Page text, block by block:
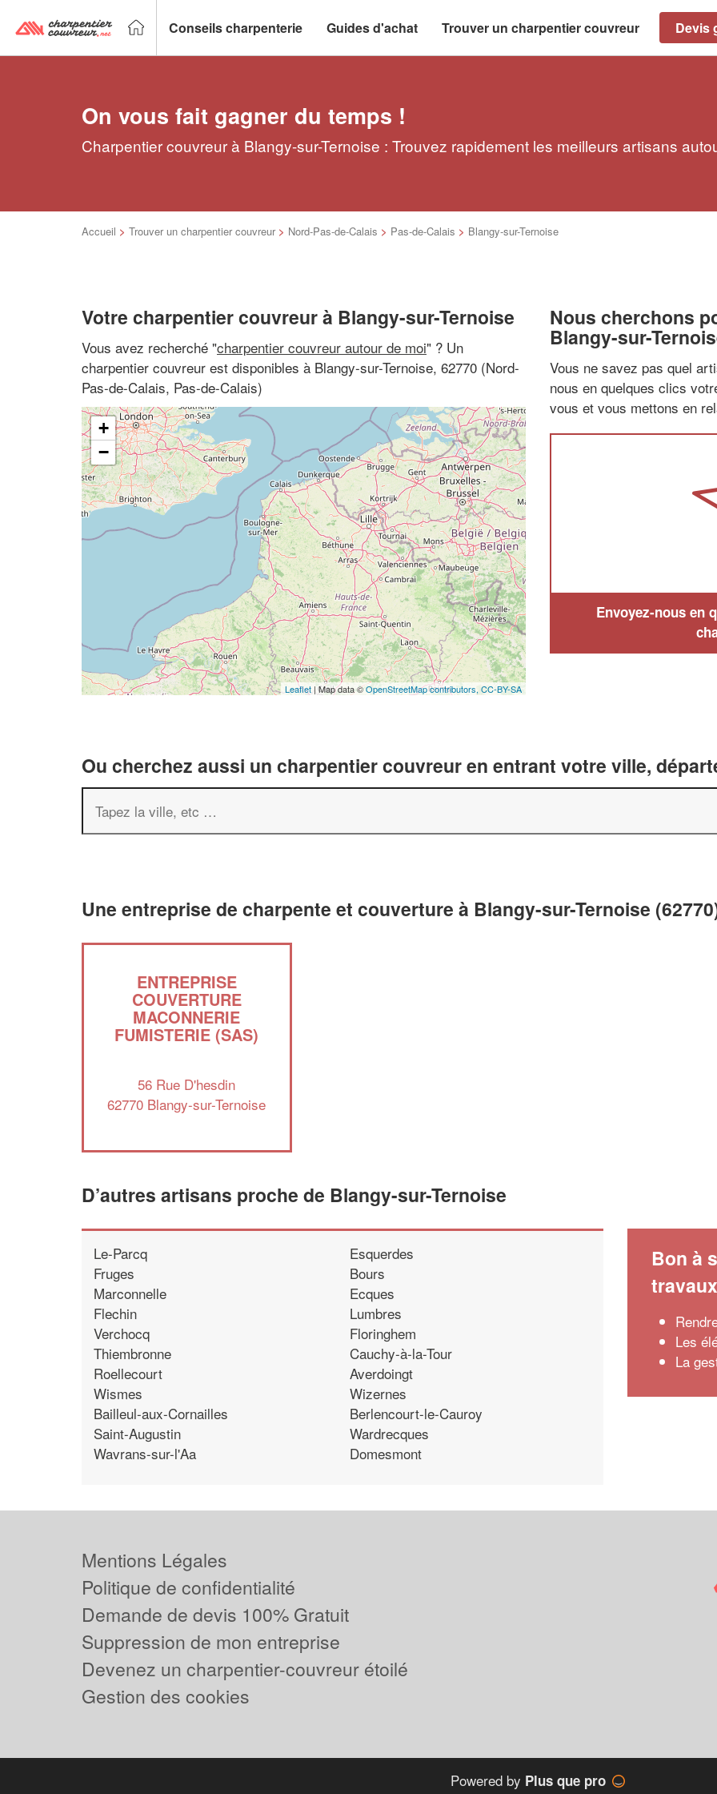
Conseils charpenterie Guides d'achat Trouver un charpentier couvreur Devis
On vous fait gagner du temps !
Charpentier couvreur à Blangy-sur-Ternoise : Trouvez rapidement les meilleurs artisans
Accueil > Trouver un charpentier couvreur > Nord-Pas-de-Calais > Pas-de-Calais > Blangy-sur-Ternoise
Votre charpentier couvreur à Blangy-sur-Ternoise
Vous avez recherché "charpentier couvreur autour de moi" ? Un
charpentier couvreur est disponibles à Blangy-sur-Ternoise, 62770 (Nord-
Pas-de-Calais, Pas-de-Calais)
+
−
Leaflet | Map data ©OpenStreetMap contributors, CC-BY-SA
Nous cherchons
Blangy-sur-
Vous ne savez pas quel
nous en quelques clics
vous et vous mettons en
Envoyez-nous en
Ou cherchez aussi un charpentier couvreur en entrant votre ville,
Une entreprise de charpente et couverture à Blangy-sur-Ternoise
ENTREPRISE
COUVERTURE
MACONNERIE
FUMISTERIE (SAS)
56 Rue D'hesdin
62770 Blangy-sur-Ternoise
D’autres artisans proche de Blangy-sur-Ternoise
Le-Parcq
Fruges
Marconnelle
Flechin
Verchocq
Thiembronne
Roellecourt
Wismes
Bailleul-aux-Cornailles
Saint-Augustin
Wavrans-sur-l'Aa
Esquerdes
Bours
Ecques
Lumbres
Floringhem
Cauchy-à-la-Tour
Averdoingt
Wizernes
Berlencourt-le-Cauroy
Wardrecques
Domesmont
Bon à
travaux
Les
La
Mentions Légales
Politique de confidentialité
Demande de devis 100% Gratuit
Suppression de mon entreprise
Devenez un charpentier-couvreur étoilé
Gestion des cookies
Powered by Plus que pro